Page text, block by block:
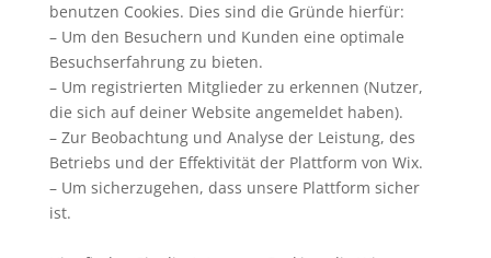
benutzen Cookies. Dies sind die Gründe hierfür:
– Um den Besuchern und Kunden eine optimale
Besuchserfahrung zu bieten.
– Um registrierten Mitglieder zu erkennen (Nutzer,
die sich auf deiner Website angemeldet haben).
– Zur Beobachtung und Analyse der Leistung, des
Betriebs und der Effektivität der Plattform von Wix.
– Um sicherzugehen, dass unsere Plattform sicher
ist.